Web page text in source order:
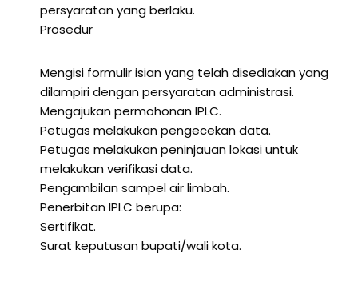
persyaratan yang berlaku.
Prosedur
Mengisi formulir isian yang telah disediakan yang
dilampiri dengan persyaratan administrasi.
Mengajukan permohonan IPLC.
Petugas melakukan pengecekan data.
Petugas melakukan peninjauan lokasi untuk
melakukan verifikasi data.
Pengambilan sampel air limbah.
Penerbitan IPLC berupa:
Sertifikat.
Surat keputusan bupati/wali kota.